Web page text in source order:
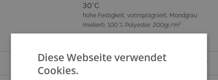
30°C
hohe Festigkeit, vorimprägniert, Mondgrau
(meliert), 100 % Polyester, 200gr./m²
LIEFERUMFANG
Diese Webseite verwendet
Cookies.